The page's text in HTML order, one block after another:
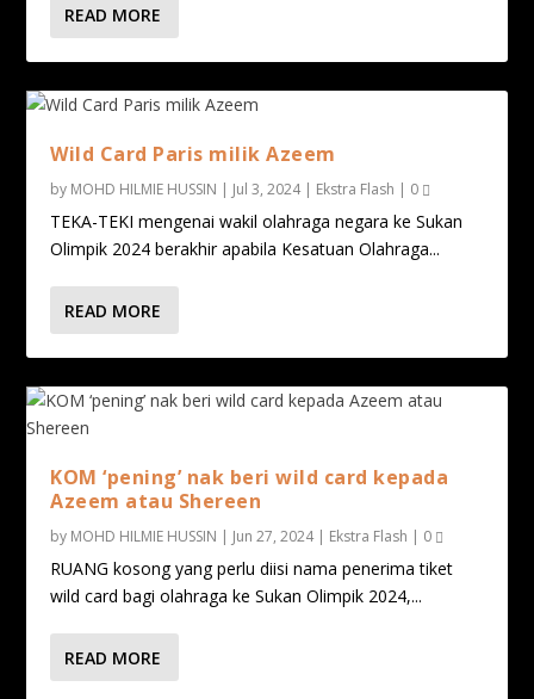
READ MORE
Wild Card Paris milik Azeem
by MOHD HILMIE HUSSIN Jul 3, 2024| Ekstra Flash 0
TEKA-TEKI mengenai wakil olahraga negara ke Sukan
Olimpik 2024 berakhir apabila Kesatuan Olahraga...
READ MORE
KOM ‘pening’ nak beri wild card kepada
Azeem atau Shereen
by MOHD HILMIE HUSSIN Jun 27, 2024| Ekstra Flash 0
RUANG kosong yang perlu diisi nama penerima tiket
wild card bagi olahraga ke Sukan Olimpik 2024,...
READ MORE